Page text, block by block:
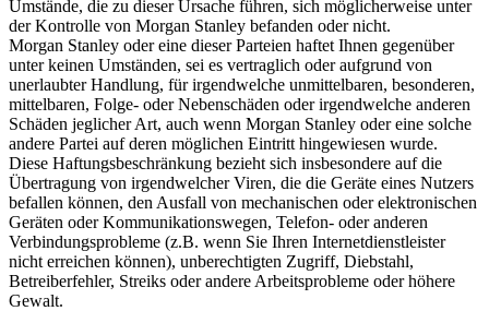
Umstände, die zu dieser Ursache führen, sich möglicherweise unter
der Kontrolle von Morgan Stanley befanden oder nicht.
Morgan Stanley oder eine dieser Parteien haftet Ihnen gegenüber
unter keinen Umständen, sei es vertraglich oder aufgrund von
unerlaubter Handlung, für irgendwelche unmittelbaren, besonderen,
mittelbaren, Folge- oder Nebenschäden oder irgendwelche anderen
Schäden jeglicher Art, auch wenn Morgan Stanley oder eine solche
andere Partei auf deren möglichen Eintritt hingewiesen wurde.
Diese Haftungsbeschränkung bezieht sich insbesondere auf die
Übertragung von irgendwelcher Viren, die die Geräte eines Nutzers
befallen können, den Ausfall von mechanischen oder elektronischen
Geräten oder Kommunikationswegen, Telefon- oder anderen
Verbindungsprobleme (z.B. wenn Sie Ihren Internetdienstleister
nicht erreichen können), unberechtigten Zugriff, Diebstahl,
Betreiberfehler, Streiks oder andere Arbeitsprobleme oder höhere
Gewalt.